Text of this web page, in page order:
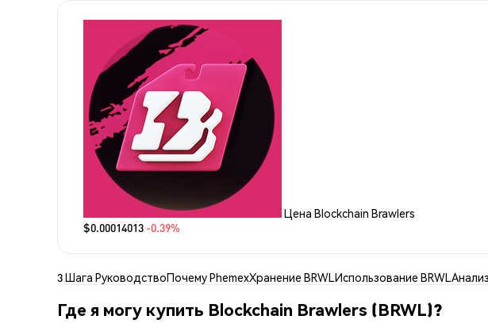
Цена Blockchain Brawlers
$0.00014013 -0.39%
3 Шага РуководствоПочему PhemexХранение BRWLИспользование BRWL
Где я могу купить Blockchain Brawlers (BRWL)?